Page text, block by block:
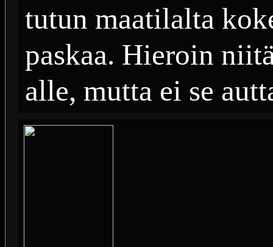
tutun maatilalta
paskaa. Hieroin
alle, mutta ei se